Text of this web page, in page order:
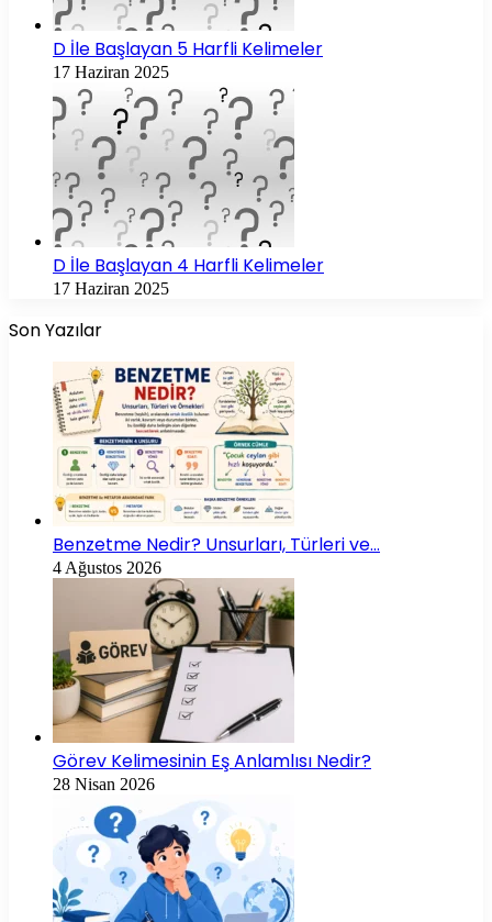
D İle Başlayan 5 Harfli Kelimeler
17 Haziran 2025
D İle Başlayan 4 Harfli Kelimeler
17 Haziran 2025
Son Yazılar
Benzetme Nedir? Unsurları, Türleri ve…
4 Ağustos 2026
Görev Kelimesinin Eş Anlamlısı Nedir?
28 Nisan 2026